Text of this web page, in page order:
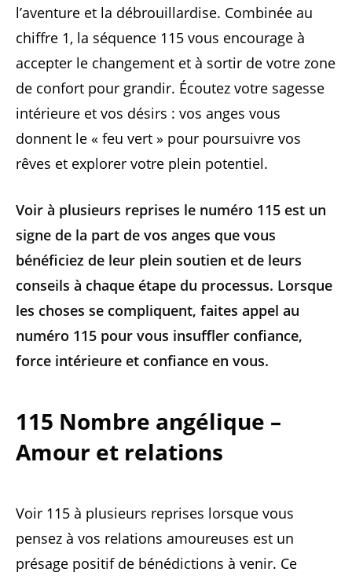
l’aventure et la débrouillardise. Combinée au
chiffre 1, la séquence 115 vous encourage à
accepter le changement et à sortir de votre zone
de confort pour grandir. Écoutez votre sagesse
intérieure et vos désirs : vos anges vous
donnent le « feu vert » pour poursuivre vos
rêves et explorer votre plein potentiel.
Voir à plusieurs reprises le numéro 115 est un
signe de la part de vos anges que vous
bénéficiez de leur plein soutien et de leurs
conseils à chaque étape du processus. Lorsque
les choses se compliquent, faites appel au
numéro 115 pour vous insuffler confiance,
force intérieure et confiance en vous.
115 Nombre angélique –
Amour et relations
Voir 115 à plusieurs reprises lorsque vous
pensez à vos relations amoureuses est un
présage positif de bénédictions à venir. Ce